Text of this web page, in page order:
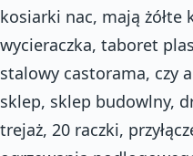
kosiarki nac, mają żółte
wycieraczka, taboret
stalowy castorama, czy
sklep, sklep budowlny,
trejaż, 20 raczki,